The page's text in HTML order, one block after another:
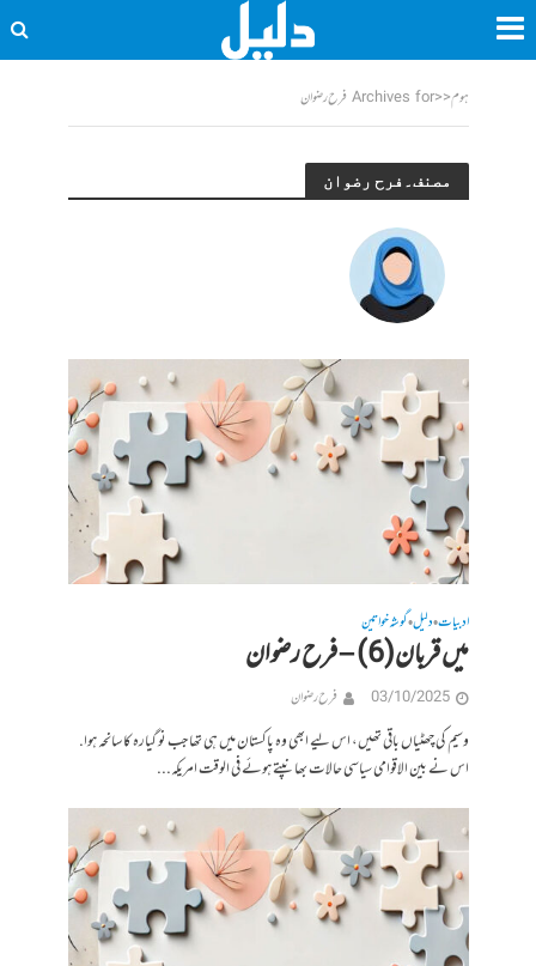
ہوم<<Archives for فرح رضوان
مصنف۔فرح رضوان
ادبیات•دلیل•گوشہ خواتین
میں قربان(6) – فرح رضوان
03/10/2025 فرح رضوان
وسیم کی چھٹیاں باقی تھیں، اس لیے ابھی وہ پاکستان میں ہی تھا جب نو گیارہ کا سانحہ ہوا.
اس نے بین الاقوامی سیاسی حالات بھانپتے ہوئے فی الوقت امریکہ...